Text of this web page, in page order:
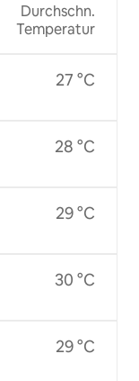
Durchschn.
Temperatur
27 °C
28 °C
29 °C
30 °C
29 °C